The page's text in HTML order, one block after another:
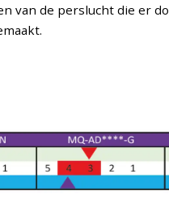
van de perslucht die er